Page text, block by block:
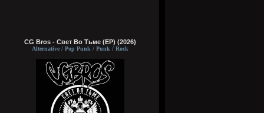
CG Bros - Свет Во Тьме (EP) (2026)
Alternative / Pop Punk / Punk / Rock